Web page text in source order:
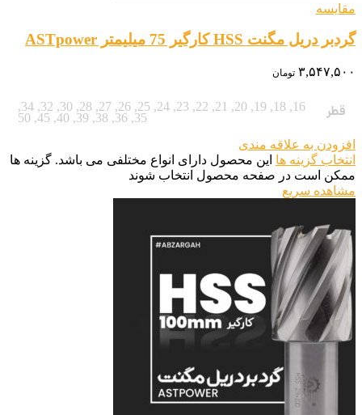
مقایسه
گردبر دریل مگنت HSS کارگیر 75 میلیمتر ASTpower
۳,۵۴۷,۵۰۰ تومان
قطر 16
,
18
,
19
,
20
,
21
,
22
,
23
,
24
,
25
,
26
,
27
,
28
,
30
,
32
,
34
,
35
,
36
,
38
,
39
,
40
,
45
,
50
افزودن به علاقه مندی
انتخاب گزینه ها این محصول دارای انواع مختلفی می باشد. گزینه ها
ممکن است در صفحه محصول انتخاب شوند
مشاهده سریع